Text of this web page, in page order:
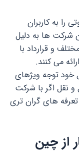
را به کاربران
شرکت ها به دلیل
و قرارداد با
می کنند.
خود توجه ویژه­ای
نقل اگر با شرکت
تعرفه های گران تری
از چین